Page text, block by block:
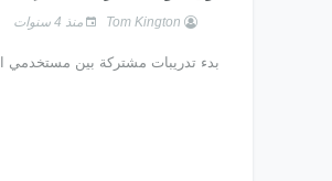
Tom Kington منذ 4 سنوات
بدء تدريبات مشتركة بين مستخدمي